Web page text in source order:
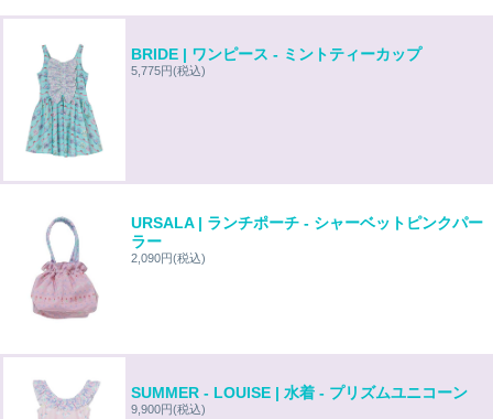
BRIDE | ワンピース - ミントティーカップ
5,775円(税込)
URSALA | ランチポーチ - シャーベットピンクパー
ラー
2,090円(税込)
SUMMER - LOUISE | 水着 - プリズムユニコーン
9,900円(税込)